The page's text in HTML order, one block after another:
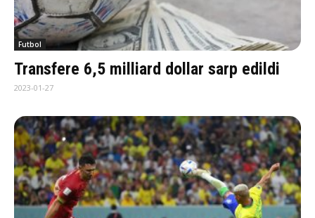
Futbol
Transfere 6,5 milliard dollar sarp edildi
2023-01-27